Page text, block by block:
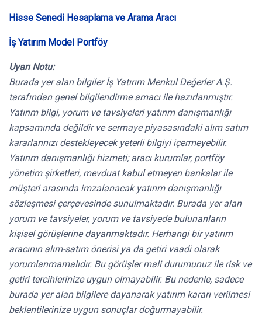
Hisse Senedi Hesaplama ve Arama Aracı
İş Yatırım Model Portföy
Uyarı Notu:
Burada yer alan bilgiler İş Yatırım Menkul Değerler A.Ş.
tarafından genel bilgilendirme amacı ile hazırlanmıştır.
Yatırım bilgi, yorum ve tavsiyeleri yatırım danışmanlığı
kapsamında değildir ve sermaye piyasasındaki alım satım
kararlarınızı destekleyecek yeterli bilgiyi içermeyebilir.
Yatırım danışmanlığı hizmeti; aracı kurumlar, portföy
yönetim şirketleri, mevduat kabul etmeyen bankalar ile
müşteri arasında imzalanacak yatırım danışmanlığı
sözleşmesi çerçevesinde sunulmaktadır. Burada yer alan
yorum ve tavsiyeler, yorum ve tavsiyede bulunanların
kişisel görüşlerine dayanmaktadır. Herhangi bir yatırım
aracının alım-satım önerisi ya da getiri vaadi olarak
yorumlanmamalıdır. Bu görüşler mali durumunuz ile risk ve
getiri tercihlerinize uygun olmayabilir. Bu nedenle, sadece
burada yer alan bilgilere dayanarak yatırım kararı verilmesi
beklentilerinize uygun sonuçlar doğurmayabilir.